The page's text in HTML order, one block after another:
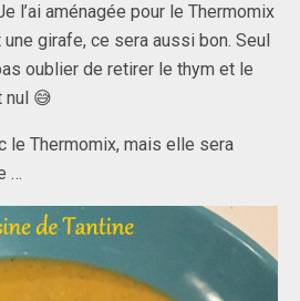
l’ai aménagée pour le Thermomix
girafe, ce sera aussi bon. Seul
oublier de retirer le thym et le
nul 😅
le Thermomix, mais elle sera
…